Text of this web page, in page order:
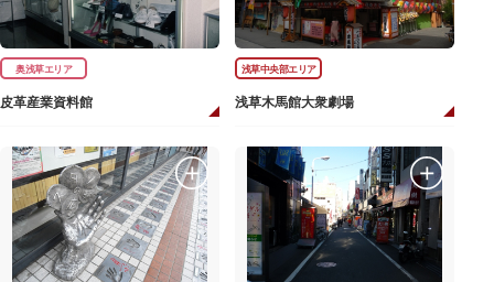
奥浅草エリア
皮革産業資料館
浅草中央部エリア
浅草木馬館大衆劇場